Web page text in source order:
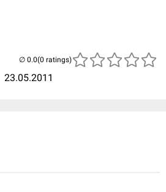
23.05.2011
(0 ratings)